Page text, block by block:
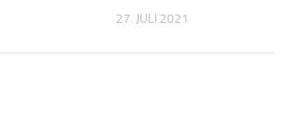
27. JULI 2021